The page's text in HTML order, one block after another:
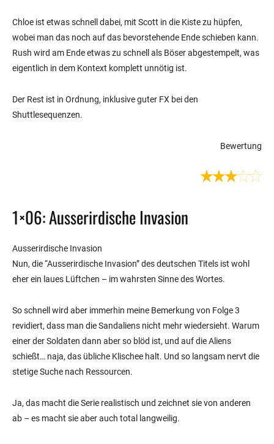
Chloe ist etwas schnell dabei, mit Scott in die Kiste zu hüpfen,
wobei man das noch auf das bevorstehende Ende schieben kann.
Rush wird am Ende etwas zu schnell als Böser abgestempelt, was
eigentlich in dem Kontext komplett unnötig ist.
Der Rest ist in Ordnung, inklusive guter FX bei den
Shuttlesequenzen.
Bewertung
1×06: Ausserirdische Invasion
Ausserirdische Invasion
Nun, die “Ausserirdische Invasion” des deutschen Titels ist wohl
eher ein laues Lüftchen – im wahrsten Sinne des Wortes.
So schnell wird aber immerhin meine Bemerkung von Folge 3
revidiert, dass man die Sandaliens nicht mehr wiedersieht. Warum
einer der Soldaten dann aber so blöd ist, und auf die Aliens
schießt… naja, das übliche Klischee halt. Und so langsam nervt die
stetige Suche nach Ressourcen.
Ja, das macht die Serie realistisch und zeichnet sie von anderen
ab – es macht sie aber auch total langweilig.